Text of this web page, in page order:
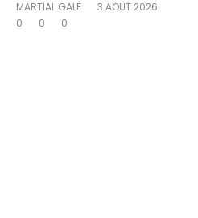
MARTIAL GALÉ
3 AOÛT 2026
0
0 0